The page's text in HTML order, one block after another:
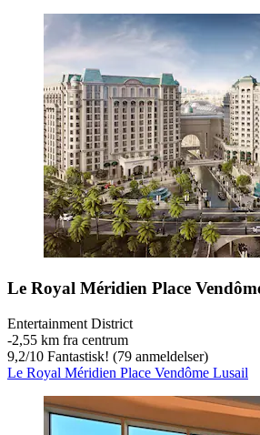
Le Royal Méridien Place
Entertainment District
‐2,55 km fra centrum
9,2/10 Fantastisk! (79 anmeldelser)
Le Royal Méridien Place Vendôme Lusail